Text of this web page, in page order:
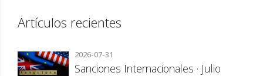
Artículos recientes
2026-07-31
Sanciones Internacionales · Julio